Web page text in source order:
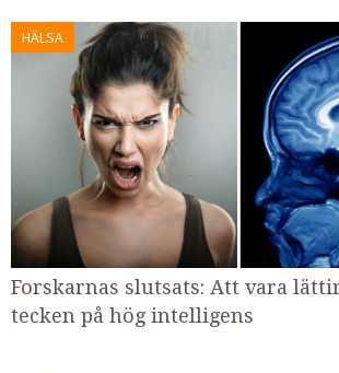
HÄLSA
Forskarnas slutsats: Att vara
tecken på hög intelligens